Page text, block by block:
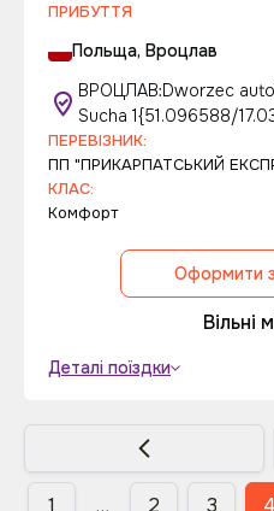
ПРИБУТТЯ
Польща, Вроцлав
ВРОЦЛАВ:Dworzec
Sucha 1{51.096588/
ПЕРЕВІЗНИК:
ПП "ПРИКАРПАТСЬКИЙ
КЛАС:
Комфорт
Оформити
Вільні
Деталі поїздки
1 … 2 3 4